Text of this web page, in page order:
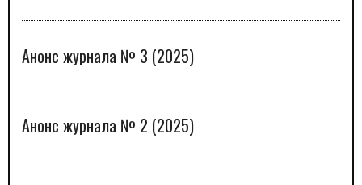
Анонс журнала № 3 (2025)
Анонс журнала № 2 (2025)